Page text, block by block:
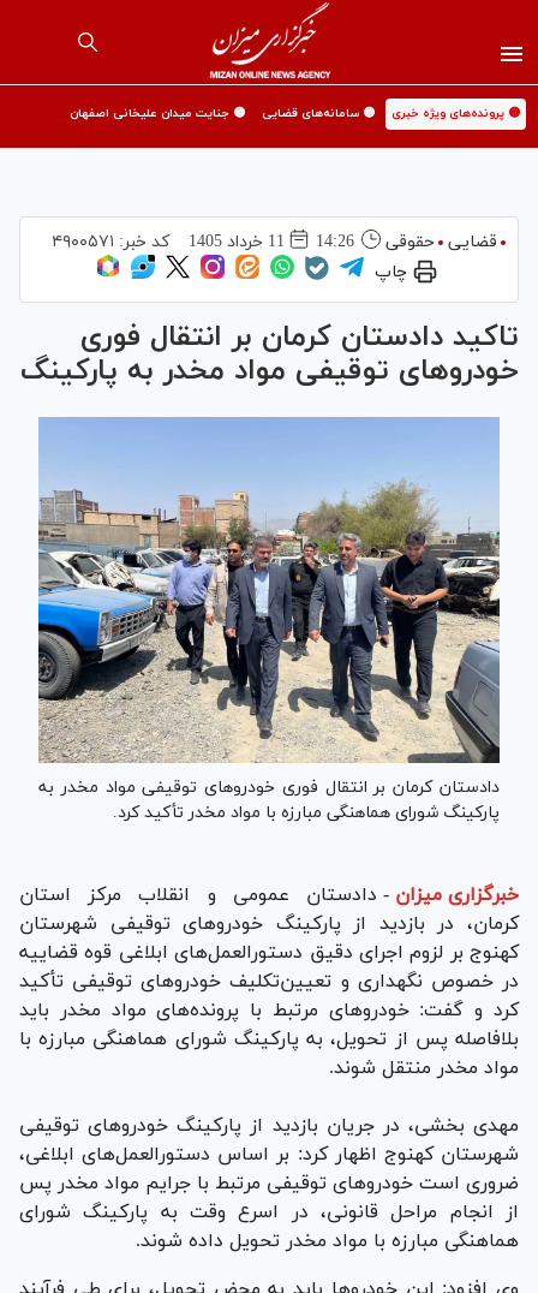
🟡 پرونده‌های ویژه خبری 🟡 سامانه‌های قضایی 🟡 جنایت میدان علیخانی اصفهان
قضایی حقوقی 14:26 11 خرداد 1405 کد خبر: ۴۹۰۰۵۷۱
چاپ
تاکید دادستان کرمان بر انتقال فوری
خودرو‌های توقیفی مواد مخدر به پارکینگ
دادستان کرمان بر انتقال فوری خودرو‌های توقیفی مواد مخدر به
پارکینگ شورای هماهنگی مبارزه با مواد مخدر تأکید کرد.
خبرگزاری میزان - دادستان عمومی و انقلاب مرکز استان
کرمان، در بازدید از پارکینگ خودرو‌های توقیفی شهرستان
کهنوج بر لزوم اجرای دقیق دستورالعمل‌های ابلاغی قوه قضاییه
در خصوص نگهداری و تعیین‌تکلیف خودرو‌های توقیفی تأکید
کرد و گفت: خودرو‌های مرتبط با پرونده‌های مواد مخدر باید
بلافاصله پس از تحویل، به پارکینگ شورای هماهنگی مبارزه با
مواد مخدر منتقل شوند.
مهدی بخشی، در جریان بازدید از پارکینگ خودرو‌های توقیفی
شهرستان کهنوج اظهار کرد: بر اساس دستورالعمل‌های ابلاغی،
ضروری است خودرو‌های توقیفی مرتبط با جرایم مواد مخدر پس
از انجام مراحل قانونی، در اسرع وقت به پارکینگ شورای
هماهنگی مبارزه با مواد مخدر تحویل داده شوند.